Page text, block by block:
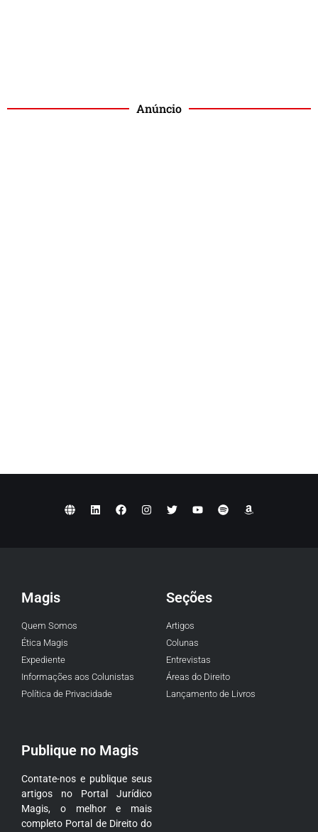
Anúncio
Magis
Quem Somos
Ética Magis
Expediente
Informações aos Colunistas
Política de Privacidade
Seções
Artigos
Colunas
Entrevistas
Áreas do Direito
Lançamento de Livros
Publique no Magis
Contate-nos e publique seus
artigos no Portal Jurídico
Magis, o melhor e mais
completo Portal de Direito do